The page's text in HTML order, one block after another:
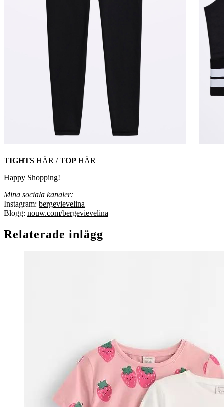
TIGHTS HÄR /TOP HÄR
Happy Shopping!
Mina sociala kanaler:
Instagram: bergevievelina
Blogg: nouw.com/bergevievelina
Relaterade inlägg